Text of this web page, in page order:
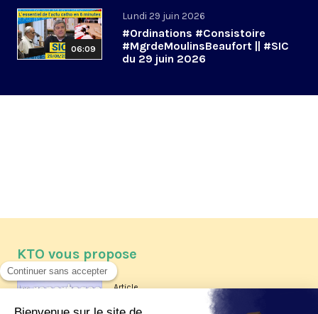
06:09
Lundi 29 juin 2026
#Ordinations #Consistoire
#MgrdeMoulinsBeaufort || #SIC
du 29 juin 2026
KTO vous propose
Article
Les reportages d'été 2026 de KTO